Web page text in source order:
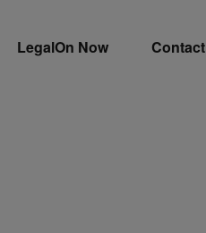
LegalOn Now Contact